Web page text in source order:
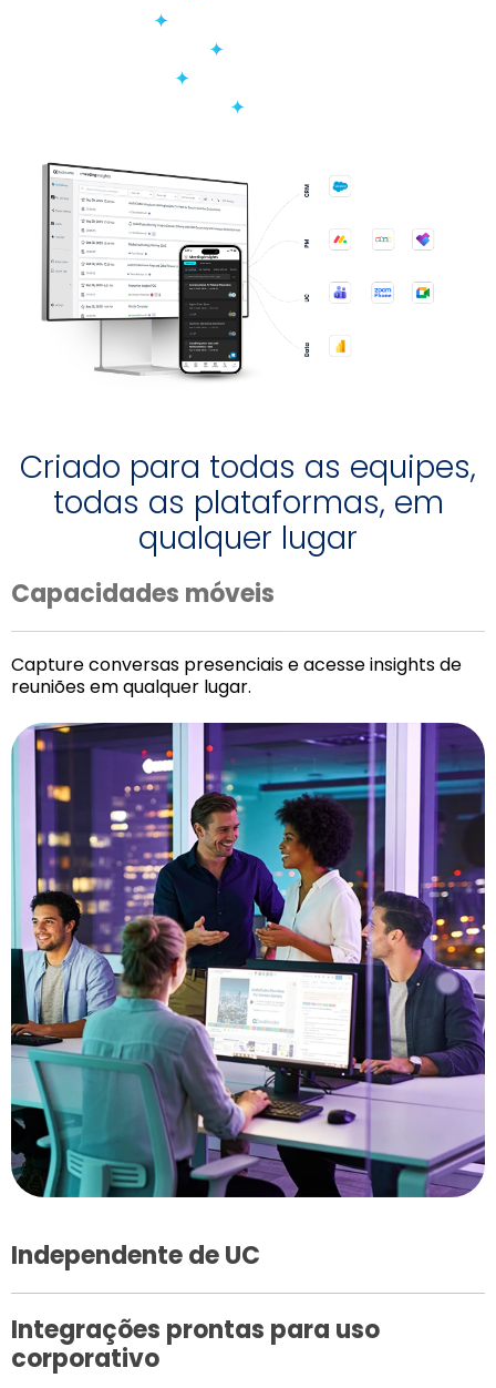
Criado para todas as equipes,
todas as plataformas, em
qualquer lugar
Capacidades móveis
Capture conversas presenciais e acesse insights de
reuniões em qualquer lugar.
Independente de UC
Integrações prontas para uso
corporativo